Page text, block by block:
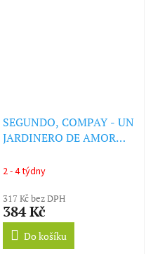
SEGUNDO, COMPAY - UN
JARDINERO DE AMOR
2 - 4 týdny
317 Kč bez DPH
384 Kč
Do košíku